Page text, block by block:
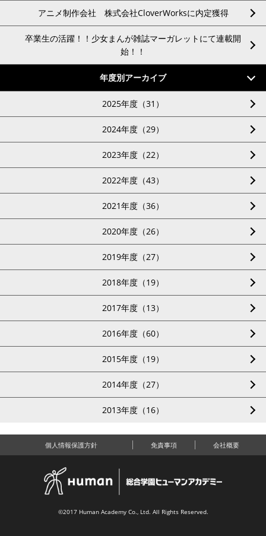
アニメ制作会社 株式会社CloverWorksに内定獲得
卒業生の活躍！！少女まんが雑誌マーガレットにて連載開
始！！
年度別アーカイブ
2025年度（31）
2024年度（29）
2023年度（22）
2022年度（43）
2021年度（36）
2020年度（26）
2019年度（27）
2018年度（19）
2017年度（13）
2016年度（60）
2015年度（19）
2014年度（27）
2013年度（16）
個人情報保護方針 免責事項 会社概要
©2017 Human Academy Co., Ltd. All Rights Reserved.